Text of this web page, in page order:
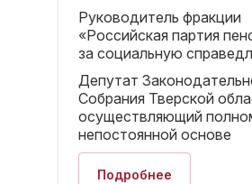
Руководитель фракции
«Российская партия
за социальную
Депутат
Собрания Тверской
осуществляющий
непостоянной основе
Подробнее